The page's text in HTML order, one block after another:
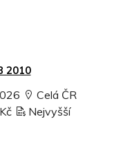
2010
Celá ČR
Nejvyšší